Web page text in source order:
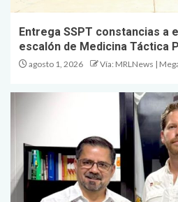
Entrega SSPT constancias a
escalón de Medicina Táctica
agosto 1, 2026 Vía: MRLNews |